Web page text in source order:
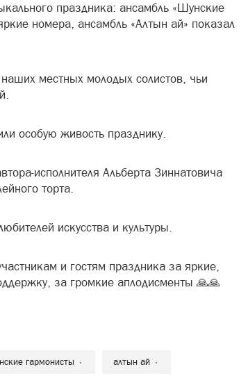
праздника: ансамбль «Шунские
номера, ансамбль «Алтын ай» показал
местных молодых солистов, чьи
особую живость празднику.
исполнителя Альберта Зиннатовича
торта.
искусства и культуры.
и гостям праздника за яркие,
за громкие аплодисменты 🙏🙏
гармонисты алтын ай